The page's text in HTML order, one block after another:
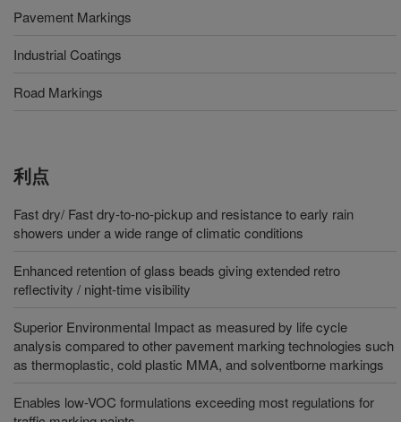
Pavement Markings
Industrial Coatings
Road Markings
利点
Fast dry/ Fast dry-to-no-pickup and resistance to early rain
showers under a wide range of climatic conditions
Enhanced retention of glass beads giving extended retro
reflectivity / night-time visibility
Superior Environmental Impact as measured by life cycle
analysis compared to other pavement marking technologies such
as thermoplastic, cold plastic MMA, and solventborne markings
Enables low-VOC formulations exceeding most regulations for